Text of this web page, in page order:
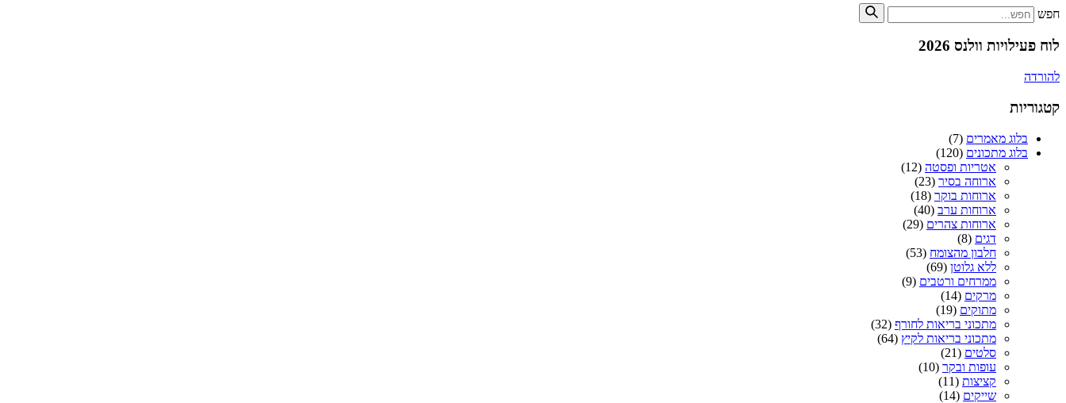
חפש
לוח פעילויות וולנס 2026
להורדה
קטגוריות
בלוג מאמרים (7)
בלוג מתכונים (120)
אטריות ופסטה (12)
ארוחה בסיר (23)
ארוחות בוקר (18)
ארוחות ערב (40)
ארוחות צהרים (29)
דגים (8)
חלבון מהצומח (53)
ללא גלוטן (69)
ממרחים ורטבים (9)
מרקים (14)
מתוקים (19)
מתכוני בריאות לחורף (32)
מתכוני בריאות לקיץ (64)
סלטים (21)
עופות ובקר (10)
קציצות (11)
שייקים (14)